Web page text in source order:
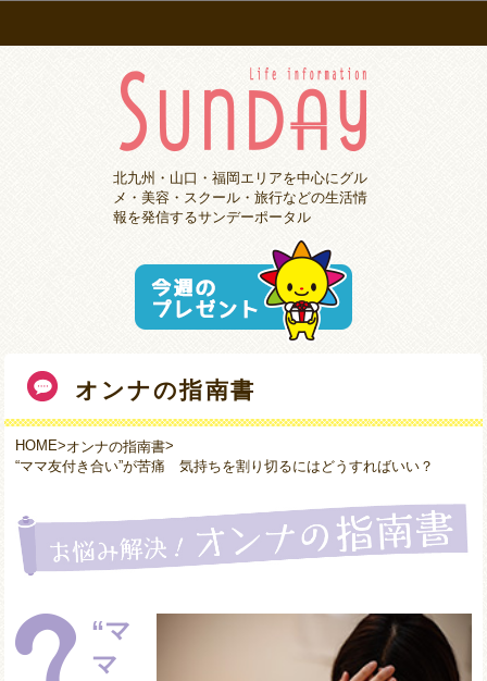
北九州・山口・福岡エリアを中心にグル
メ・美容・スクール・旅行などの生活情
報を発信するサンデーポータル
オンナの指南書
HOME>オンナの指南書>
“ママ友付き合い”が苦痛 気持ちを割り切るにはどうすればいい？
“マ
マ